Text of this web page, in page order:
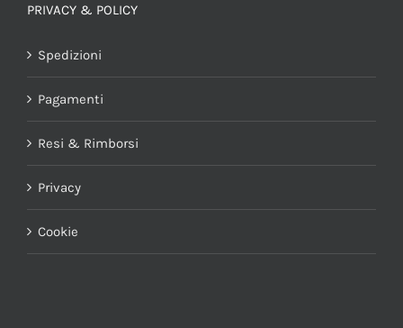
PRIVACY & POLICY
Spedizioni
Pagamenti
Resi & Rimborsi
Privacy
Cookie